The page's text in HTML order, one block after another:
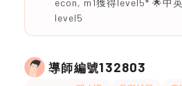
econ, m1獲得level5* 🌟中
level5
導師編號132803